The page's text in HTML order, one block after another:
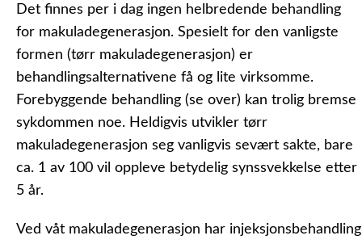
Det finnes per i dag ingen helbredende behandling
for makuladegenerasjon. Spesielt for den vanligste
formen (tørr makuladegenerasjon) er
behandlingsalternativene få og lite virksomme.
Forebyggende behandling (se over) kan trolig bremse
sykdommen noe. Heldigvis utvikler tørr
makuladegenerasjon seg vanligvis sevært sakte, bare
ca. 1 av 100 vil oppleve betydelig synssvekkelse etter
5 år.
Ved våt makuladegenerasjon har injeksjonsbehandling